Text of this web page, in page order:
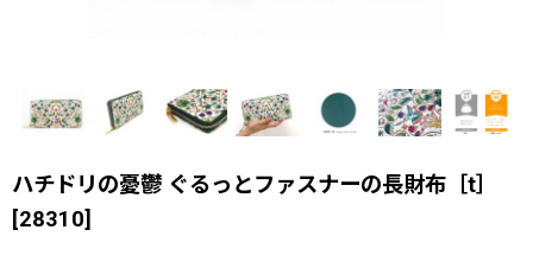
ハチドリの憂鬱 ぐるっとファスナーの長財布［t］
[28310]